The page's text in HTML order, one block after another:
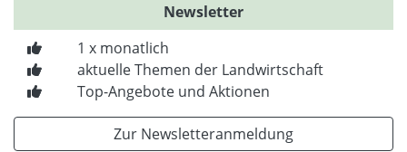
Newsletter
1 x monatlich
aktuelle Themen der Landwirtschaft
Top-Angebote und Aktionen
Zur Newsletteranmeldung